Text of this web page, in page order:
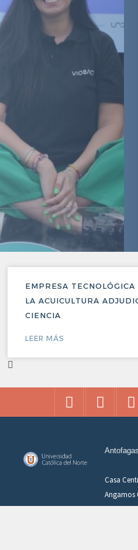
EMPRESA
LA ACUICULTURA
CIENCIA
LEER MÁS
Casa
Angamos